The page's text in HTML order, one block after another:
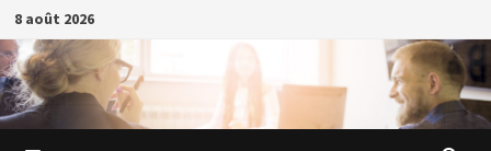
Passer
au
contenu
8 août 2026